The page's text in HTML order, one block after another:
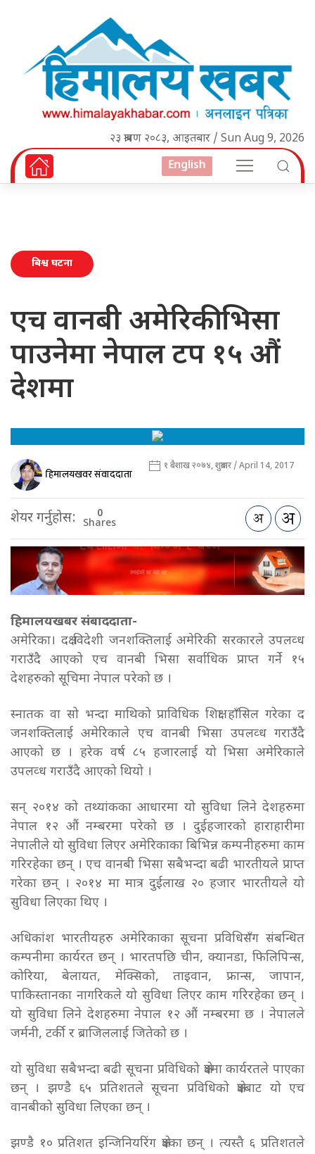
२३ श्रावण २०८३, आइतबार / Sun Aug 9, 2026
English
बिश्व घटना
एच वानबी अमेरिकी भिसा
पाउनेमा नेपाल टप १५ औं
देशमा
हिमालयखवर संवाददाता १ बैशाख २०७४, शुक्रबार / April 14, 2017
शेयर गर्नुहोस: 0
Shares
हिमालयखबर संबाददाता-
अमेरिका। दक्ष विदेशी जनशक्तिलाई अमेरिकी सरकारले उपलव्ध
गराउँदै आएको एच वानबी भिसा सर्वाधिक प्राप्त गर्ने १५
देशहरुको सूचिमा नेपाल परेको छ ।
स्नातक वा सो भन्दा माथिको प्राविधिक शिक्षा हाँसिल गरेका दक्ष
जनशक्तिलाई अमेरिकाले एच वानबी भिसा उपलव्ध गराउँदै
आएको छ । हरेक वर्ष ८५ हजारलाई यो भिसा अमेरिकाले
उपलव्ध गराउँदै आएको थियो ।
सन् २०१४ को तथ्यांकका आधारमा यो सुविधा लिने देशहरुमा
नेपाल १२ औं नम्बरमा परेको छ । दुईहजारको हाराहारीमा
नेपालीले यो सुविधा लिएर अमेरिकाका बिभिन्न कम्पनीहरुमा काम
गरिरहेका छन् । एच वानबी भिसा सबैभन्दा बढी भारतीयले प्राप्त
गरेका छन् । २०१४ मा मात्र दुईलाख २० हजार भारतीयले यो
सुविधा लिएका थिए ।
अधिकांश भारतीयहरु अमेरिकाका सूचना प्रविधिसँग संबन्धित
कम्पनीमा कार्यरत छन् । भारतपछि चीन, क्यानडा, फिलिपिन्स,
कोरिया, बेलायत, मेक्सिको, ताइवान, फ्रान्स, जापान,
पाकिस्तानका नागरिकले यो सुविधा लिएर काम गरिरहेका छन् ।
यो सुविधा लिने देशहरुमा नेपाल १२ औं नम्बरमा छ । नेपालले
जर्मनी, टर्की र ब्राजिललाई जितेको छ ।
यो सुविधा सबैभन्दा बढी सूचना प्रविधिको क्षेत्रमा कार्यरतले पाएका
छन् । झण्डै ६५ प्रतिशतले सूचना प्रविधिको क्षेत्रबाट यो एच
वानबीको सुविधा लिएका छन् ।
झण्डै १० प्रतिशत इन्जिनियरिंग क्षेत्रका छन् । त्यस्तै ६ प्रतिशतले